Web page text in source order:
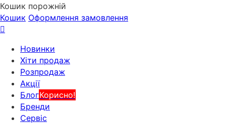
Кошик порожній
Кошик Оформлення замовлення
Новинки
Хіти продаж
Розпродаж
Акції
БлогКорисно!
Бренди
Сервіс